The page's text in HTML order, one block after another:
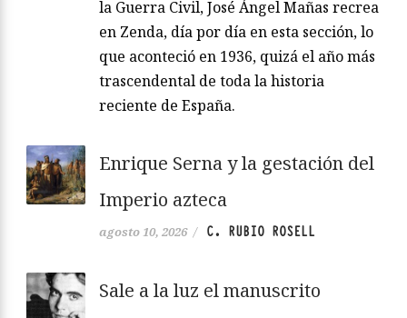
la Guerra Civil, José Ángel Mañas recrea
en Zenda, día por día en esta sección, lo
que aconteció en 1936, quizá el año más
trascendental de toda la historia
reciente de España.
Enrique Serna y la gestación del
Imperio azteca
agosto 10, 2026 / C. RUBIO ROSELL
Sale a la luz el manuscrito